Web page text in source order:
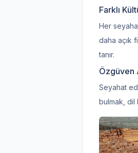
Farklı
Her
daha açık
tanır.
Özgüven
Seyahat
bulmak, dil